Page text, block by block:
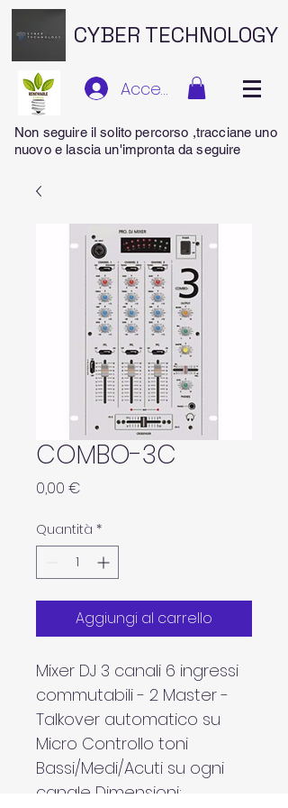
CYBER TECHNOLOGY
Accedi
Non seguire il solito percorso ,tracciane uno
nuovo e lascia un'impronta da seguire
COMBO-3C
0,00 €
Quantità *
Aggiungi al carrello
Mixer DJ 3 canali 6 ingressi
commutabili - 2 Master -
Talkover automatico su
Micro Controllo toni
Bassi/Medi/Acuti su ogni
canale Dimensioni: